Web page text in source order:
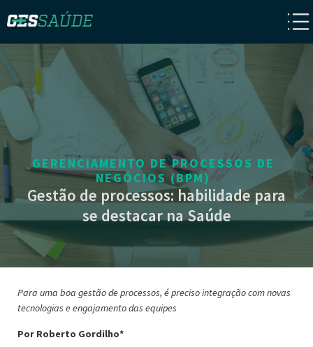
GERENCIAMENTO DE PROCESSOS DE
NEGÓCIOS (BPM)
Gestão de processos: habilidade para
se destacar na Saúde
Para uma boa gestão de processos, é preciso integração com novas
tecnologias e engajamento das equipes
Por Roberto Gordilho*